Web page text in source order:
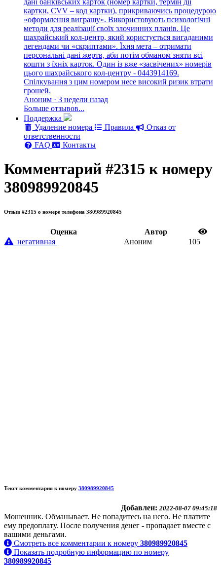
картки, CVV – код картки), прикриваючись процедурою
«оформлення виграшу». Використовують психологічні
методи для реалізації своїх злочинних планів. Це
шахрайський кол-центр, який користується вигаданими
легендами чи «скриптами». Їхня мета – отримати
персональні дані жертв, аби потім обманом зняти всі
кошти з їхніх карток. Один із вже «засвічених» номерів
цього шахрайського кол-центру - 0443914169.
Спілкування з цим номером несе високий ризик втрати
грошей.
Аноним · 3 недели назад
Больше отзывов...
Поддержка
Удаление номера
Правила
Отказ от
ответственности
FAQ
Контакты
Комментарий #2315 к номеру
380989920845
Отзыв #2315 о номере телефона 380989920845
Oценка
Автор
негативная
Аноним 105
Текст комментария к номеру 380989920845
Добавлен: 2022-08-07 09:45:18
Мошенник. Обманывает. Не попадитесь на него. Не платите
ему предоплату. После получения денег - пропадает вместе с
вашими деньгами.
Смотреть все комментарии к номеру 380989920845
Показать подробную информацию по номеру
380989920845